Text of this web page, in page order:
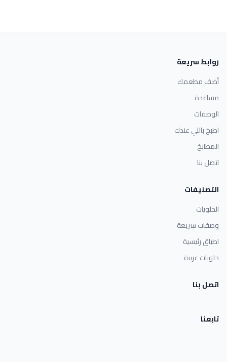
روابط سريعة
أضف مطعمك
مساعدة
الوصفات
اطبخ باللي عندك
المطابخ
اتصل بنا
التصنيفات
الحلويات
وصفات سريعة
اطباق رئيسية
حلويات غربية
اتصل بنا
تابعنا